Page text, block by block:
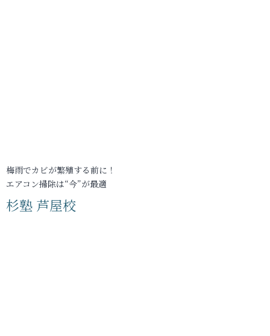
梅雨でカビが繁殖する前に！
エアコン掃除は“今”が最適
杉塾 芦屋校